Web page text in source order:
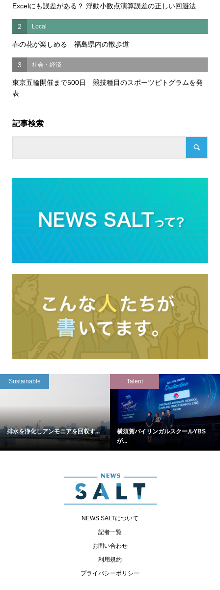
Excelにも誤差がある？ 浮動小数点演算誤差の正しい回避法
2 Local
春の花が楽しめる 福島県内の散歩道
3 社会・経済
東京五輪開催まで500日 競技種目のスポーツピトグラムを発
表
記事検索
Sustainable
排水を浄化しアンモニアを回収す...
Talent
横須賀バイリンガルスクールYBS
が...
NEWS SALTについて
記者一覧
お問い合わせ
利用規約
プライバシーポリシー